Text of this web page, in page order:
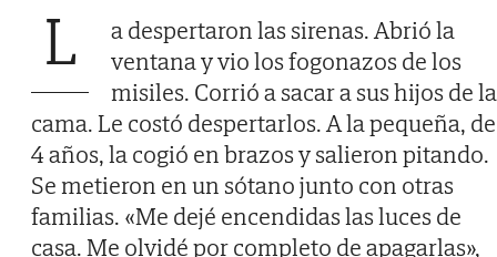
L
a despertaron las sirenas. Abrió la
ventana y vio los fogonazos de los
misiles. Corrió a sacar a sus hijos de la
cama. Le costó despertarlos. A la pequeña, de
4 años, la cogió en brazos y salieron pitando.
Se metieron en un sótano junto con otras
familias. «Me dejé encendidas las luces de
casa. Me olvidé por completo de apagarlas»,